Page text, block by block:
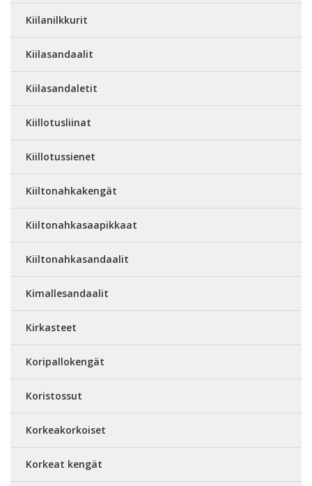
Kiilanilkkurit
Kiilasandaalit
Kiilasandaletit
Kiillotusliinat
Kiillotussienet
Kiiltonahkakengät
Kiiltonahkasaapikkaat
Kiiltonahkasandaalit
Kimallesandaalit
Kirkasteet
Koripallokengät
Koristossut
Korkeakorkoiset
Korkeat kengät